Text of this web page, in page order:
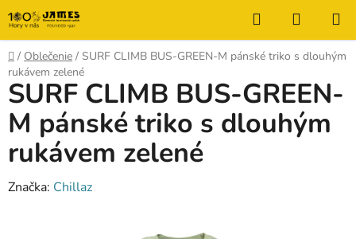
Prejsť
na
obsah
Hľadať
KOŠÍK
Domov
/ Oblečenie / SURF CLIMB BUS-GREEN-M pánské triko s dlouhým
rukávem zelené
SURF CLIMB BUS-GREEN-
M pánské triko s dlouhým
rukávem zelené
Značka: Chillaz